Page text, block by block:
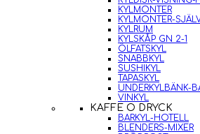
KYLMONTER
KYLMONTER-
KYLRUM
KYLSKÅP GN 2-1
ÖLFATSKYL
SNABBKYL
SUSHIKYL
TAPASKYL
UNDERKYLBÄNK-
VINKYL
KAFFE O DRYCK
BARKYL-HOTELL
BLENDERS-MIXER